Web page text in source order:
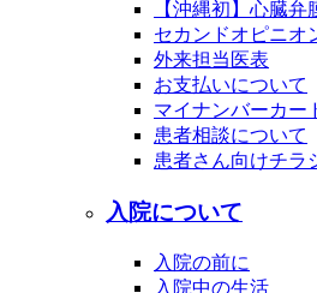
【沖縄初】心臓弁
セカンドオピニオ
外来担当医表
お支払いについて
マイナンバーカー
患者相談について
患者さん向けチラ
入院について
入院の前に
入院中の生活